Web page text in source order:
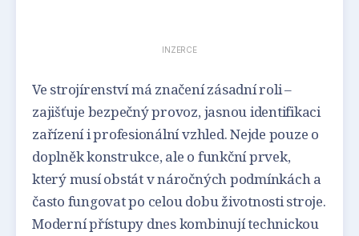
INZERCE
Ve strojírenství má značení zásadní roli –
zajišťuje bezpečný provoz, jasnou identifikaci
zařízení i profesionální vzhled. Nejde pouze o
doplněk konstrukce, ale o funkční prvek,
který musí obstát v náročných podmínkách a
často fungovat po celou dobu životnosti stroje.
Moderní přístupy dnes kombinují technickou